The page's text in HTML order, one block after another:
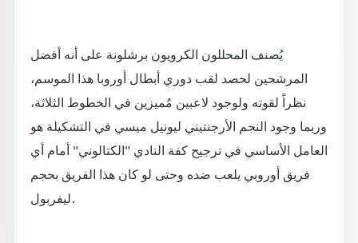
يُصنف المحللون الكرويون برشلونة على أنه أفضل
المرشحين لحصد لقب دوري أبطال أوروبا هذا الموسم،
نظراً لقوته ولوجود لاعبين مُميزين في الخطوط الثلاثة،
وربما وجود النجم الأرجنتيني ليونيل ميسي في التشكيلة هو
العامل الأساسي في ترجيح كفة النادي "الكتالوني" أمام أي
فريق أوروبي يلعب ضده وحتى لو كان هذا الفريق بحجم
ليفربول.